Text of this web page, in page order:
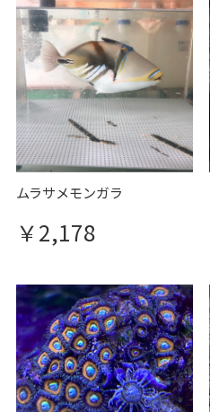
ムラサメモンガラ
￥2,178